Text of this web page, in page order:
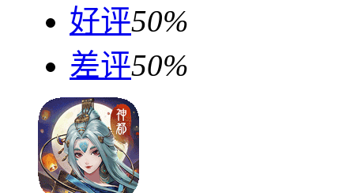
好评50%
差评50%